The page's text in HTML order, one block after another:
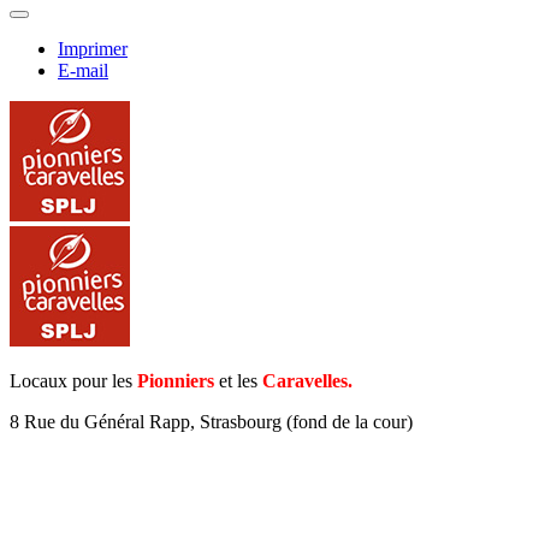
Imprimer
E-mail
Locaux pour les Pionniers et les Caravelles.
8 Rue du Général Rapp, Strasbourg (fond de la cour)